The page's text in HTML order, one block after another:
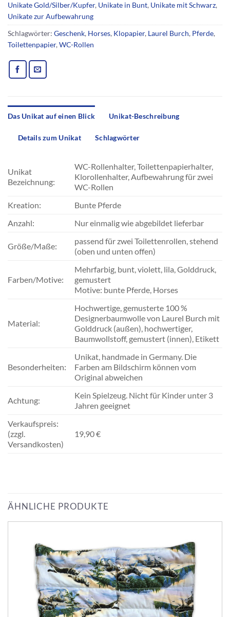
Unikate Gold/Silber/Kupfer, Unikate in Bunt, Unikate mit Schwarz,
Unikate zur Aufbewahrung
Schlagwörter: Geschenk, Horses, Klopapier, Laurel Burch, Pferde,
Toilettenpapier,WC-Rollen
Das Unikat auf einen Blick Unikat-Beschreibung
Details zum Unikat Schlagwörter
Unikat
Bezeichnung:
WC-Rollenhalter, Toilettenpapierhalter,
Klorollenhalter, Aufbewahrung für zwei
WC-Rollen
Kreation:
Bunte Pferde
Anzahl:
Nur einmalig wie abgebildet lieferbar
Größe/Maße:
passend für zwei Toilettenrollen, stehend
(oben und unten offen)
Farben/Motive:
Mehrfarbig, bunt, violett, lila, Golddruck,
gemustert
Motive: bunte Pferde, Horses
Material:
Hochwertige, gemusterte 100 %
Designerbaumwolle von Laurel Burch mit
Golddruck (außen), hochwertiger,
Baumwollstoff, gemustert (innen), Etikett
Besonderheiten:
Unikat, handmade in Germany. Die
Farben am Bildschirm können vom
Original abweichen
Achtung:
Kein Spielzeug. Nicht für Kinder unter 3
Jahren geeignet
Verkaufspreis:
(zzgl.
Versandkosten)
19,90 €
ÄHNLICHE PRODUKTE